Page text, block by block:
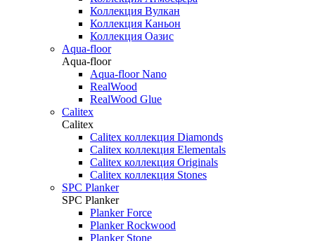
Коллекция Вулкан
Коллекция Каньон
Коллекция Оазис
Aqua-floor
Aqua-floor
Aqua-floor Nano
RealWood
RealWood Glue
Calitex
Calitex
Calitex коллекция Diamonds
Calitex коллекция Elementals
Calitex коллекция Originals
Calitex коллекция Stones
SPC Planker
SPC Planker
Planker Force
Planker Rockwood
Planker Stone